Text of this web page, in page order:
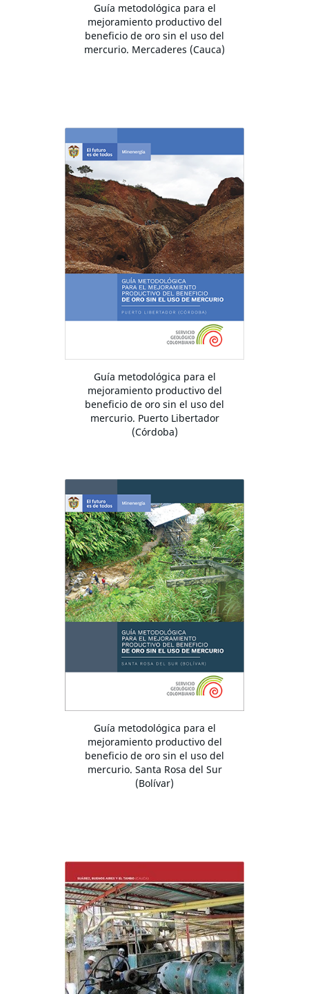
Guía metodológica para el
mejoramiento productivo del
beneficio de oro sin el uso del
mercurio. Mercaderes (Cauca)
Guía metodológica para el
mejoramiento productivo del
beneficio de oro sin el uso del
mercurio. Puerto Libertador
(Córdoba)
Guía metodológica para el
mejoramiento productivo del
beneficio de oro sin el uso del
mercurio. Santa Rosa del Sur
(Bolívar)